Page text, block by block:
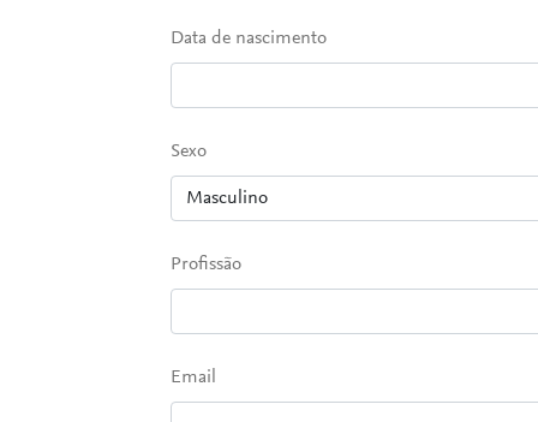
Data de nascimento
Sexo
Profissão
Email